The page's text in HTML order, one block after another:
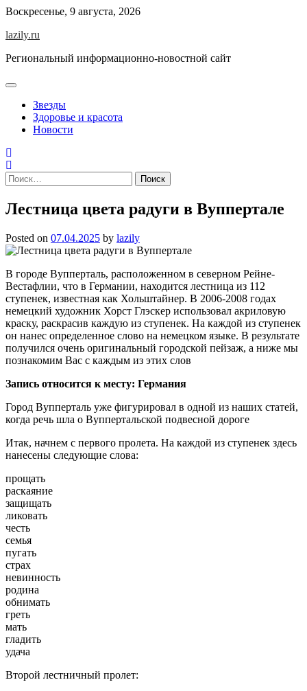
Skip
content
Воскресенье, 9 августа, 2026
lazily.ru
Региональный информационно-новостной сайт
Звезды
Здоровье и красота
Новости
Найти:
Лестница цвета радуги в Вуппертале
Posted on 07.04.2025 by lazily
В городе Вупперталь, расположенном в северном Рейне-
Вестафлии, что в Германии, находится лестница из 112
ступенек, известная как Хольштайнер. В 2006-2008 годах
немецкий художник Хорст Глэскер использовал акриловую
краску, раскрасив каждую из ступенек. На каждой из ступенек
он нанес определенное слово на немецком языке. В результате
получился очень оригинальный городской пейзаж, а ниже мы
познакомим Вас с каждым из этих слов
Запись относится к месту: Германия
Город Вупперталь уже фигурировал в одной из наших статей,
когда речь шла о Вуппертальской подвесной дороге
Итак, начнем с первого пролета. На каждой из ступенек здесь
нанесены следующие слова:
прощать
раскаяние
защищать
ликовать
честь
семья
пугать
страх
невинность
родина
обнимать
греть
мать
гладить
удача
Второй лестничный пролет: